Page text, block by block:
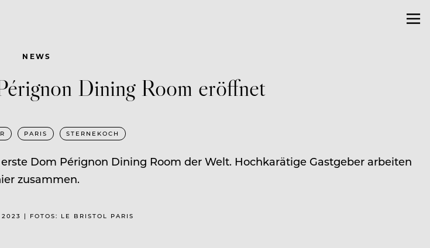
NEWS
Dining Room eröffnet
PARIS STERNEKOCH
Dom Pérignon Dining Room der Welt. Hochkarätige Gastgeber arbeiten
zusammen.
2023 | FOTOS: LE BRISTOL PARIS